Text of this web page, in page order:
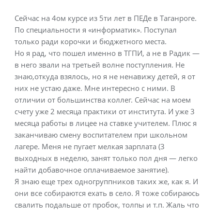
Сейчас на 4ом курсе из 5ти лет в ПЕДе в Таганроге.
По специальности я «информатик». Поступал
только ради корочки и бюджетного места.
Но я рад, что пошел именно в ТГПИ, а не в Радик —
в него звали на третьей волне поступления. Не
знаю,откуда взялось, но я не ненавижу детей, я от
них не устаю даже. Мне интересно с ними. В
отличии от большинства коллег. Сейчас на моем
счету уже 2 месяца практики от института. И уже 3
месяца работы в лицее на ставке учителем. Плюс я
заканчиваю смену воспитателем при школьном
лагере. Меня не пугает мелкая зарплата (3
выходных в неделю, занят только пол дня — легко
найти добавочное оплачиваемое занятие).
Я знаю еще трех одногруппников таких же, как я. И
они все собираются ехать в село. Я тоже собираюсь
свалить подальше от пробок, толпы и т.п. Жаль что